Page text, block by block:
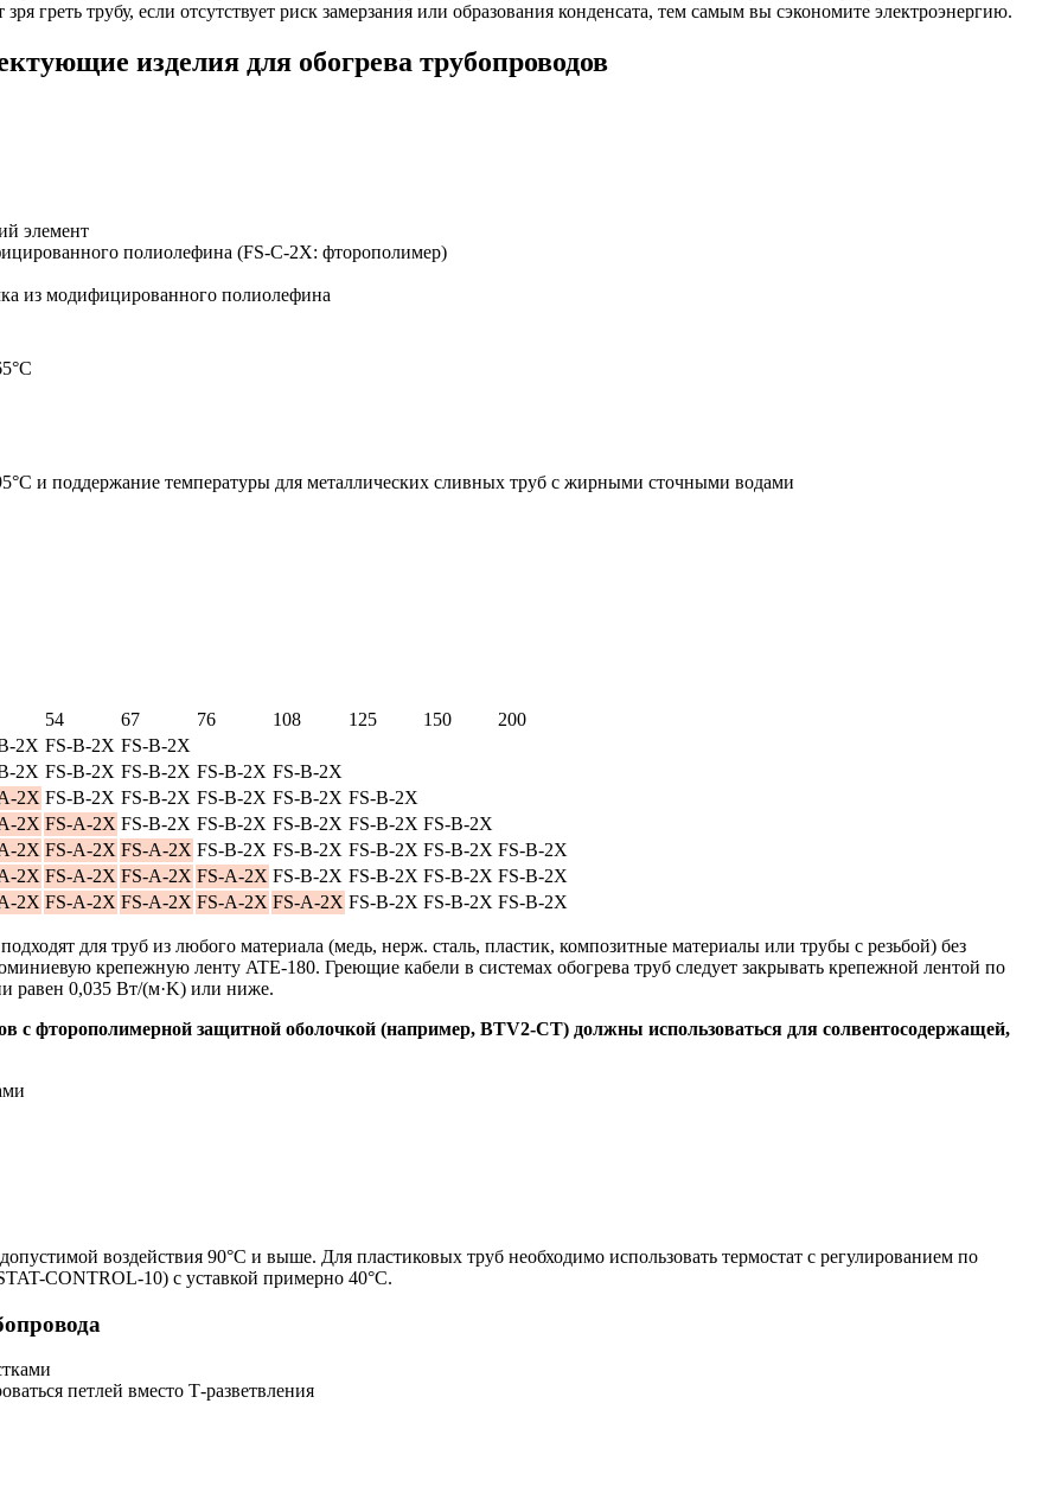
греть трубу, если отсутствует риск замерзания или образования конденсата, тем самым вы сэкономите электроэнергию.
изделия для обогрева трубопроводов
элемент
полиолефина (FS-C-2X: фторополимер)
из модифицированного полиолефина
и поддержание температуры для металлических сливных труб с жирными сточными водами
54 67 76 108 125 150
200
2X FS-B-2X FS-B-2X
2X FS-B-2X FS-B-2X FS-B-2X FS-B-2X
2X FS-B-2X FS-B-2X FS-B-2X FS-B-2X FS-B-2X
2X FS-A-2X FS-B-2X FS-B-2X FS-B-2X FS-B-2X FS-B-2X
2X FS-A-2X FS-A-2X FS-B-2X FS-B-2X FS-B-2X FS-B-2X FS-B-2X
2X FS-A-2X FS-A-2X FS-A-2X FS-B-2X FS-B-2X FS-B-2X FS-B-2X
2X FS-A-2X FS-A-2X FS-A-2X FS-A-2X FS-B-2X FS-B-2X FS-B-2X
для труб из любого материала (медь, нерж. сталь, пластик, композитные материалы или трубы с резьбой) без
крепежную ленту ATE-180. Греющие кабели в системах обогрева труб следует закрывать крепежной лентой по
равен 0,035 Вт/(м·K) или ниже.
с фторополимерной защитной оболочкой (например, BTV2-CT) должны использоваться для солвентосодержащей,
воздействия 90°C и выше. Для пластиковых труб необходимо использовать термостат с регулированием по
CONTROL-10) с уставкой примерно 40°C.
петлей вместо Т-разветвления